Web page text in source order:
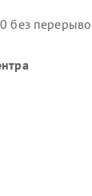
без